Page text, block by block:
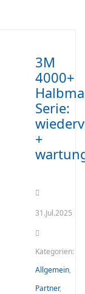
3M
4000+
Serie:
+
31.Jul.2025
Kategorien:
Allgemein,
Partner,